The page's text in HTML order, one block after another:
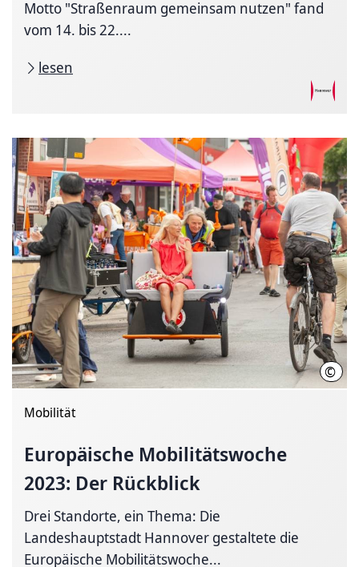
Motto "Straßenraum gemeinsam nutzen" fand
vom 14. bis 22....
lesen
©
Mobilität
Europäische Mobilitätswoche
2023: Der Rückblick
Drei Standorte, ein Thema: Die
Landeshauptstadt Hannover gestaltete die
Europäische Mobilitätswoche...